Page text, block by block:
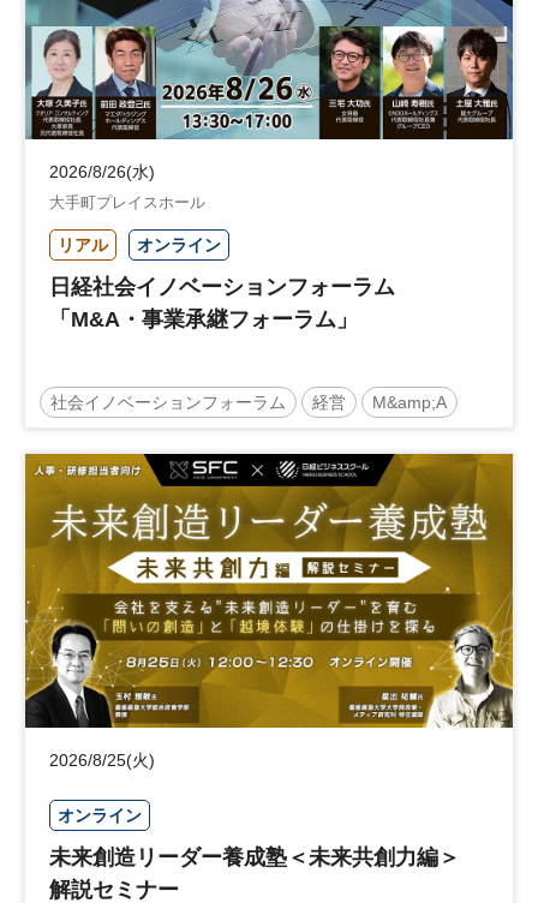
2026/8/26(水)
大手町プレイスホール
リアル オンライン
日経社会イノベーションフォーラム
「M&A・事業承継フォーラム」
社会イノベーションフォーラム 経営 M&amp;A
事業承継 中堅中小企業
日経社会イノベーションフォーラム 参加無料
2026/8/25(火)
オンライン
未来創造リーダー養成塾＜未来共創力編＞
解説セミナー